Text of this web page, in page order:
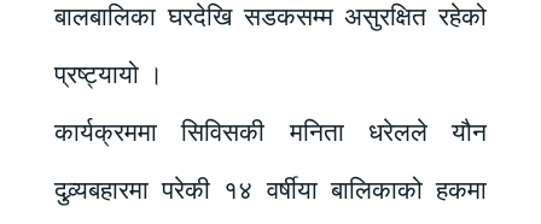
बालबालिका घरदेखि सडकसम्म असुरक्षित रहेको
प्रष्ट्यायो ।
कार्यक्रममा सिविसकी मनिता धरेलले यौन
दुव्र्यबहारमा परेकी १४ वर्षीया बालिकाको हकमा